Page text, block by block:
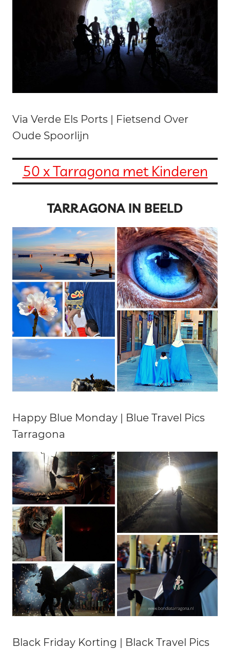
Via Verde Els Ports | Fietsend Over
Oude Spoorlijn
50 x Tarragona met Kinderen
TARRAGONA IN BEELD
Happy Blue Monday | Blue Travel Pics
Tarragona
Black Friday Korting | Black Travel Pics